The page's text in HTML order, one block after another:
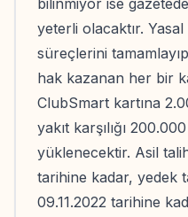
bilinmiyor ise
yeterli olacaktır.
süreçlerini
hak kazanan her bir
ClubSmart kartına
yakıt karşılığı
yüklenecektir. Asil
tarihine kadar, yedek
09.11.2022 tarihine